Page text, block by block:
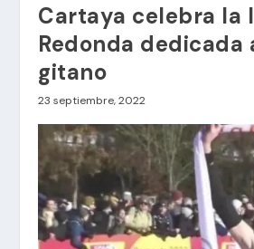
Cartaya celebra la
Redonda dedicada
gitano
23 septiembre, 2022